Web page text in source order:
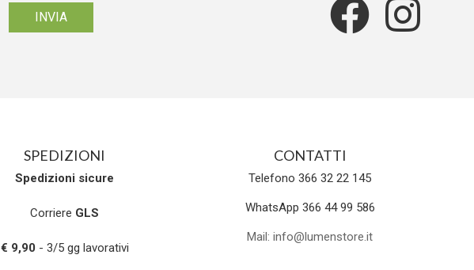
SPEDIZIONI
Spedizioni sicure
Corriere GLS
€ 9,90 - 3/5 gg lavorativi
CONTATTI
Telefono 366 32 22 145
WhatsApp 366 44 99 586
Mail: info@lumenstore.it